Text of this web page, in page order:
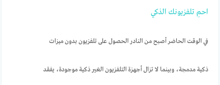
احمِ تلفزيونك الذكي
في الوقت الحاضر أصبح من النادر الحصول على تلفزيون بدون ميزات
ذكية مدمجة، وبينما لا تزال أجهزة التلفزيون الغير ذكية موجودة، يفقد